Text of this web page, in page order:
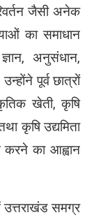
जैसी अनेक
का समाधान
अनुसंधान,
पूर्व छात्रों
खेती, कृषि
कृषि उद्यमिता
करने का आह्वान
उत्तराखंड समग्र